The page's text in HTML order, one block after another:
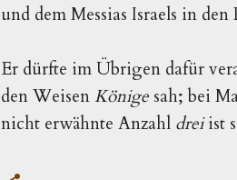
und dem Messias Israels in
Er dürfte im Übrigen dafür
den WeisenKönige sah; bei
nicht erwähnte Anzahl dreiist